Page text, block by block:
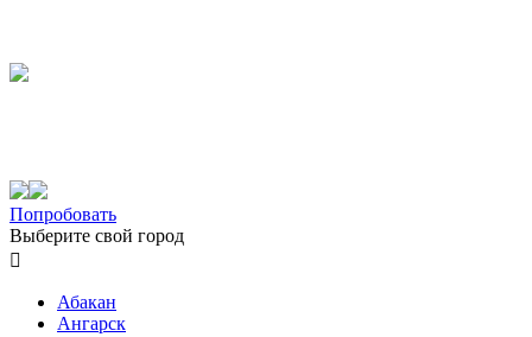
Попробовать
Выберите свой город

Абакан
Ангарск